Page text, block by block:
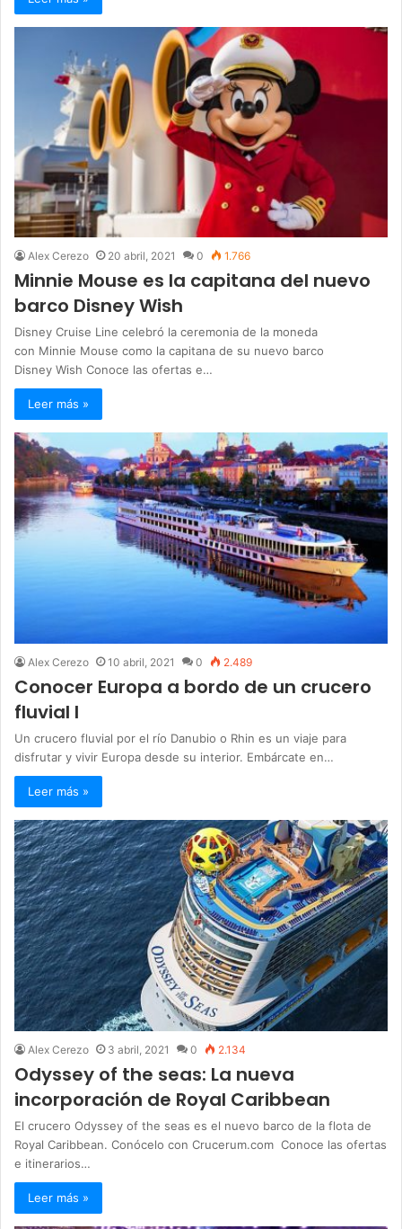
Alex Cerezo 20 abril, 2021 0 1.766
Minnie Mouse es la capitana del nuevo
barco Disney Wish
Disney Cruise Line celebró la ceremonia de la moneda
con Minnie Mouse como la capitana de su nuevo barco
Disney Wish Conoce las ofertas e…
Leer más »
Alex Cerezo 10 abril, 2021 0 2.489
Conocer Europa a bordo de un crucero
fluvial I
Un crucero fluvial por el río Danubio o Rhin es un viaje para
disfrutar y vivir Europa desde su interior. Embárcate en…
Leer más »
Alex Cerezo 3 abril, 2021 0 2.134
Odyssey of the seas: La nueva
incorporación de Royal Caribbean
El crucero Odyssey of the seas es el nuevo barco de la flota de
Royal Caribbean. Conócelo con Crucerum.com Conoce las ofertas
e itinerarios…
Leer más »